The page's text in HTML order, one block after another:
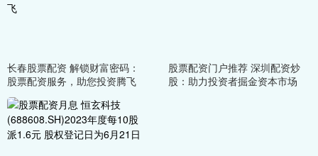
长春股票配资 解锁财富密码：
股票配资服务，助您投资腾飞
股票配资门户推荐 深圳配资炒
股：助力投资者掘金资本市场